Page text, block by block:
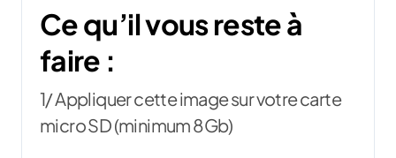
Ce qu’il vous reste à
faire :
1/ Appliquer cette image sur votre carte
micro SD (minimum 8Gb)